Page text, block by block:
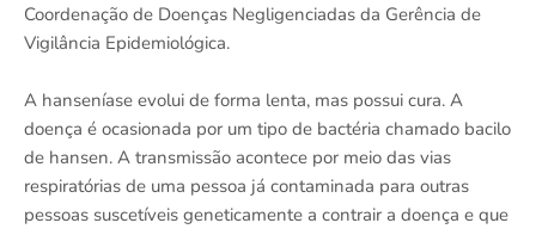
Coordenação de Doenças Negligenciadas da Gerência de
Vigilância Epidemiológica.
A hanseníase evolui de forma lenta, mas possui cura. A
doença é ocasionada por um tipo de bactéria chamado bacilo
de hansen. A transmissão acontece por meio das vias
respiratórias de uma pessoa já contaminada para outras
pessoas suscetíveis geneticamente a contrair a doença e que